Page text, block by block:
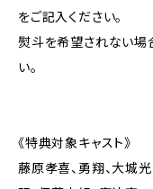
をご記入ください。
熨斗を希望されない場
い。
《特典対象キャスト》
藤原孝喜、勇翔、大城